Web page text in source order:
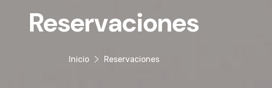
Reservaciones
Inicio Reservaciones